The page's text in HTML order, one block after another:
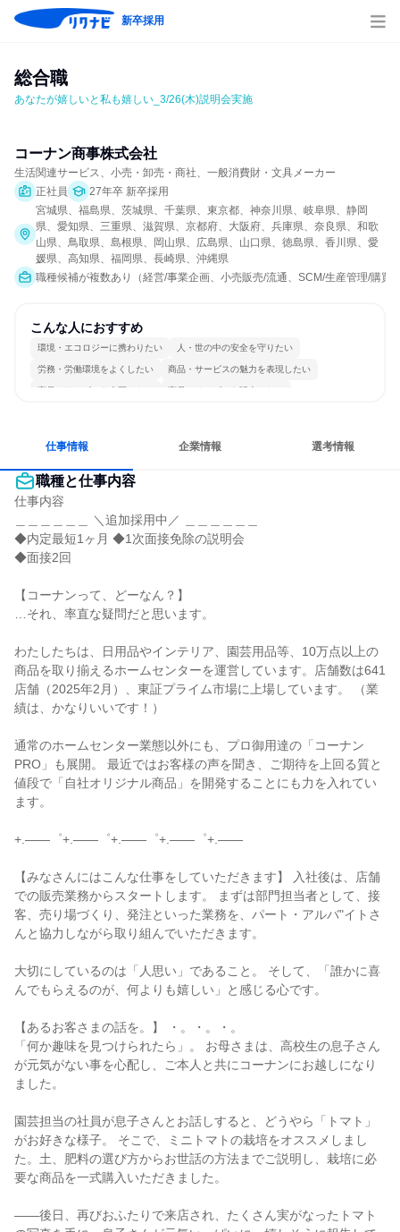
新卒採用
総合職
あなたが嬉しいと私も嬉しい_3/26(木)説明会実施
コーナン商事株式会社
生活関連サービス、小売・卸売・商社、一般消費財・文具メーカー
正社員
27年卒 新卒採用
宮城県、福島県、茨城県、千葉県、東京都、神奈川県、岐阜県、静岡
県、愛知県、三重県、滋賀県、京都府、大阪府、兵庫県、奈良県、和歌
山県、鳥取県、島根県、岡山県、広島県、山口県、徳島県、香川県、愛
媛県、高知県、福岡県、長崎県、沖縄県
職種候補が複数あり（経営/事業企画、小売販売/流通、SCM/生産管理/購買/
こんな人におすすめ
環境・エコロジーに携わりたい 人・世の中の安全を守りたい
労務・労働環境をよくしたい 商品・サービスの魅力を表現したい
商品・サービスを企画したい 商品・サービスを販売したい
仕事情報 企業情報 選考情報
職種と仕事内容
仕事内容
＿＿＿＿＿＿ ＼追加採用中／ ＿＿＿＿＿＿
◆内定最短1ヶ月 ◆1次面接免除の説明会
◆面接2回
【コーナンって、どーなん？】
…それ、率直な疑問だと思います。
わたしたちは、日用品やインテリア、園芸用品等、10万点以上の
商品を取り揃えるホームセンターを運営しています。店舗数は641
店舗（2025年2月）、東証プライム市場に上場しています。 （業
績は、かなりいいです！）
通常のホームセンター業態以外にも、プロ御用達の「コーナン
PRO」も展開。 最近ではお客様の声を聞き、ご期待を上回る質と
値段で「自社オリジナル商品」を開発することにも力を入れてい
ます。
+.――゜+.――゜+.――゜+.――゜+.――
【みなさんにはこんな仕事をしていただきます】 入社後は、店舗
での販売業務からスタートします。 まずは部門担当者として、接
客、売り場づくり、発注といった業務を、パート・アルバ"イトさ
んと協力しながら取り組んでいただきます。
大切にしているのは「人思い」であること。 そして、「誰かに喜
んでもらえるのが、何よりも嬉しい」と感じる心です。
【あるお客さまの話を。】 ・。・。・。
「何か趣味を見つけられたら」。 お母さまは、高校生の息子さん
が元気がない事を心配し、ご本人と共にコーナンにお越しになり
ました。
園芸担当の社員が息子さんとお話しすると、どうやら「トマト」
がお好きな様子。 そこで、ミニトマトの栽培をオススメしまし
た。土、肥料の選び方からお世話の方法までご説明し、栽培に必
要な商品を一式購入いただきました。
――後日、再びおふたりで来店され、たくさん実がなったトマト